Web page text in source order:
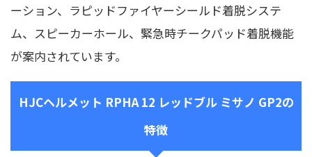
ーション、ラピッドファイヤーシールド着脱システ
ム、スピーカーホール、緊急時チークパッド着脱機能
が案内されています。
HJCヘルメット RPHA 12 レッドブル ミサノ GP2の
特徴